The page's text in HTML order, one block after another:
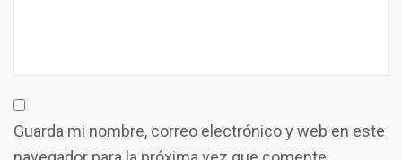
Guarda mi nombre, correo electrónico y web en este